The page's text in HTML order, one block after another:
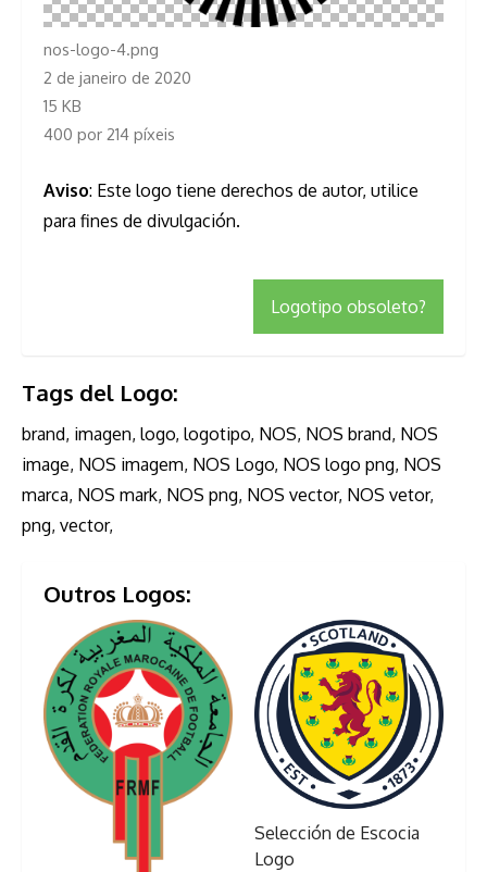
nos-logo-4.png
2 de janeiro de 2020
15 KB
400 por 214 píxeis
Aviso: Este logo tiene derechos de autor, utilice
para fines de divulgación.
Logotipo obsoleto?
Tags del Logo:
brand, imagen, logo, logotipo, NOS, NOS brand, NOS
image, NOS imagem, NOS Logo, NOS logo png, NOS
marca, NOS mark, NOS png, NOS vector, NOS vetor,
png, vector,
Outros Logos:
Selección de Escocia
Logo